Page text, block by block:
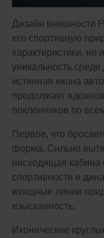
Дизайн внешности
его спортивную
характеристики, но
уникальность
истинная икона
продолжает
поклонников по
Первое, что
форма. Сильно
нисходящая кабина
спортивности и
изящные линии
изысканность.
Иконические